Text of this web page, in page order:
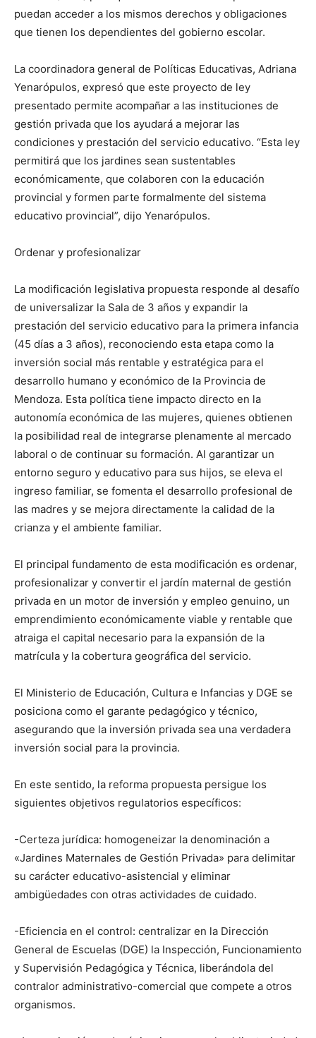
puedan acceder a los mismos derechos y obligaciones
que tienen los dependientes del gobierno escolar.
La coordinadora general de Políticas Educativas, Adriana
Yenarópulos, expresó que este proyecto de ley
presentado permite acompañar a las instituciones de
gestión privada que los ayudará a mejorar las
condiciones y prestación del servicio educativo. “Esta ley
permitirá que los jardines sean sustentables
económicamente, que colaboren con la educación
provincial y formen parte formalmente del sistema
educativo provincial”, dijo Yenarópulos.
Ordenar y profesionalizar
La modificación legislativa propuesta responde al desafío
de universalizar la Sala de 3 años y expandir la
prestación del servicio educativo para la primera infancia
(45 días a 3 años), reconociendo esta etapa como la
inversión social más rentable y estratégica para el
desarrollo humano y económico de la Provincia de
Mendoza. Esta política tiene impacto directo en la
autonomía económica de las mujeres, quienes obtienen
la posibilidad real de integrarse plenamente al mercado
laboral o de continuar su formación. Al garantizar un
entorno seguro y educativo para sus hijos, se eleva el
ingreso familiar, se fomenta el desarrollo profesional de
las madres y se mejora directamente la calidad de la
crianza y el ambiente familiar.
El principal fundamento de esta modificación es ordenar,
profesionalizar y convertir el jardín maternal de gestión
privada en un motor de inversión y empleo genuino, un
emprendimiento económicamente viable y rentable que
atraiga el capital necesario para la expansión de la
matrícula y la cobertura geográfica del servicio.
El Ministerio de Educación, Cultura e Infancias y DGE se
posiciona como el garante pedagógico y técnico,
asegurando que la inversión privada sea una verdadera
inversión social para la provincia.
En este sentido, la reforma propuesta persigue los
siguientes objetivos regulatorios específicos:
-Certeza jurídica: homogeneizar la denominación a
«Jardines Maternales de Gestión Privada» para delimitar
su carácter educativo-asistencial y eliminar
ambigüedades con otras actividades de cuidado.
-Eficiencia en el control: centralizar en la Dirección
General de Escuelas (DGE) la Inspección, Funcionamiento
y Supervisión Pedagógica y Técnica, liberándola del
contralor administrativo-comercial que compete a otros
organismos.